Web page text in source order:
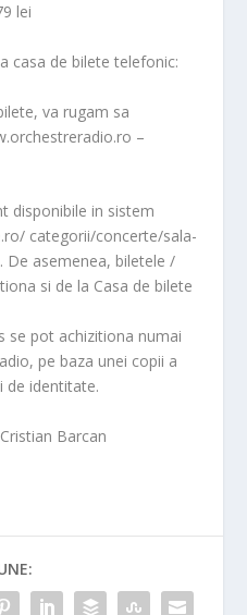
lei
casa de bilete telefonic:
va rugam sa
–
disponibile in sistem
categorii/concerte/sala-
De asemenea, biletele /
si de la Casa de bilete
se pot achizitiona numai
pe baza unei copii a
de identitate.
Barcan